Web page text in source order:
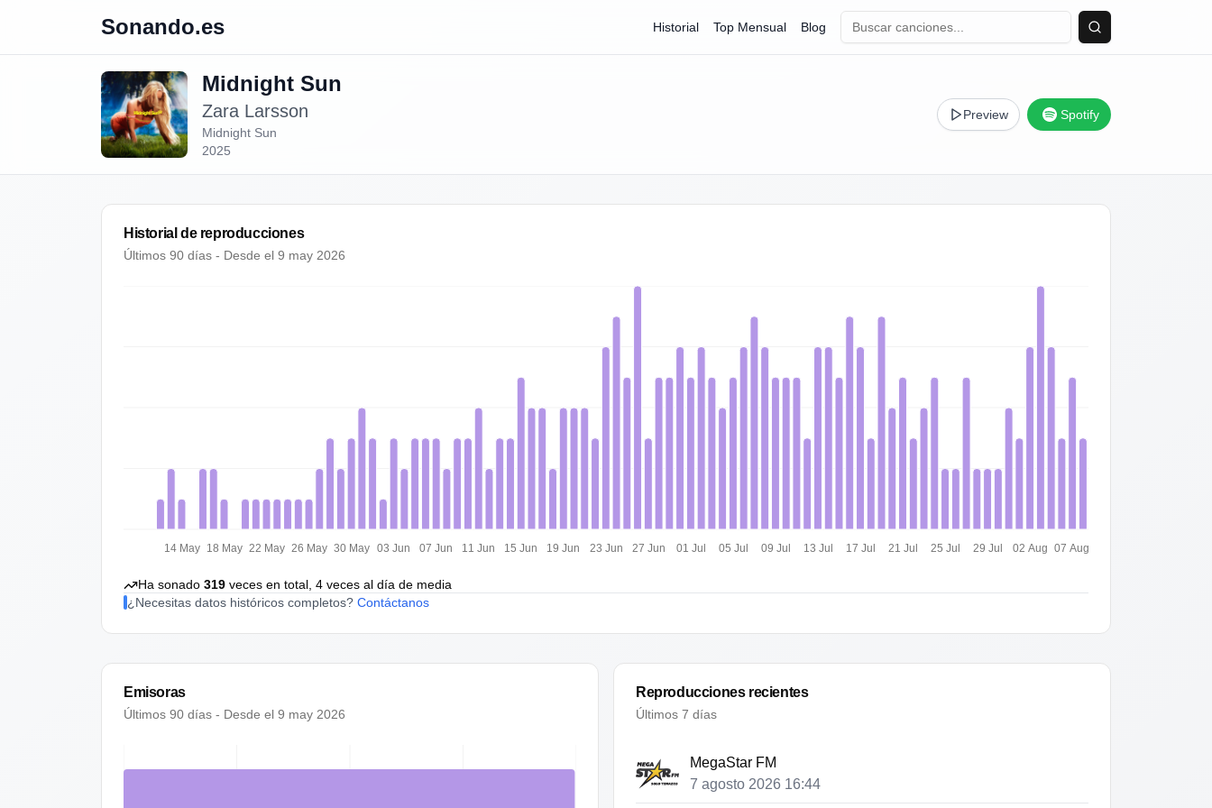
Sonando.es Historial Top Mensual Blog
Buscar
Midnight Sun
Zara Larsson
Midnight Sun
2025
Preview Spotify
Historial de reproducciones
Últimos 90 días - Desde el 9 may 2026
14 May 18 May 22 May 26 May 30 May 03 Jun 07 Jun 11 Jun 15 Jun 19 Jun 23 Jun 27 Jun 01 Jul 05 Jul 09 Jul 13 Jul 17 Jul 21 Jul 25 Jul 29 Jul 02 Aug 07 Aug
Ha sonado 319 veces en total, 4 veces al día de media
¿Necesitas datos históricos completos? Contáctanos
Emisoras
Últimos 90 días - Desde el 9 may 2026
Reproducciones recientes
Últimos 7 días
MegaStar FM
7 agosto 2026 16:44